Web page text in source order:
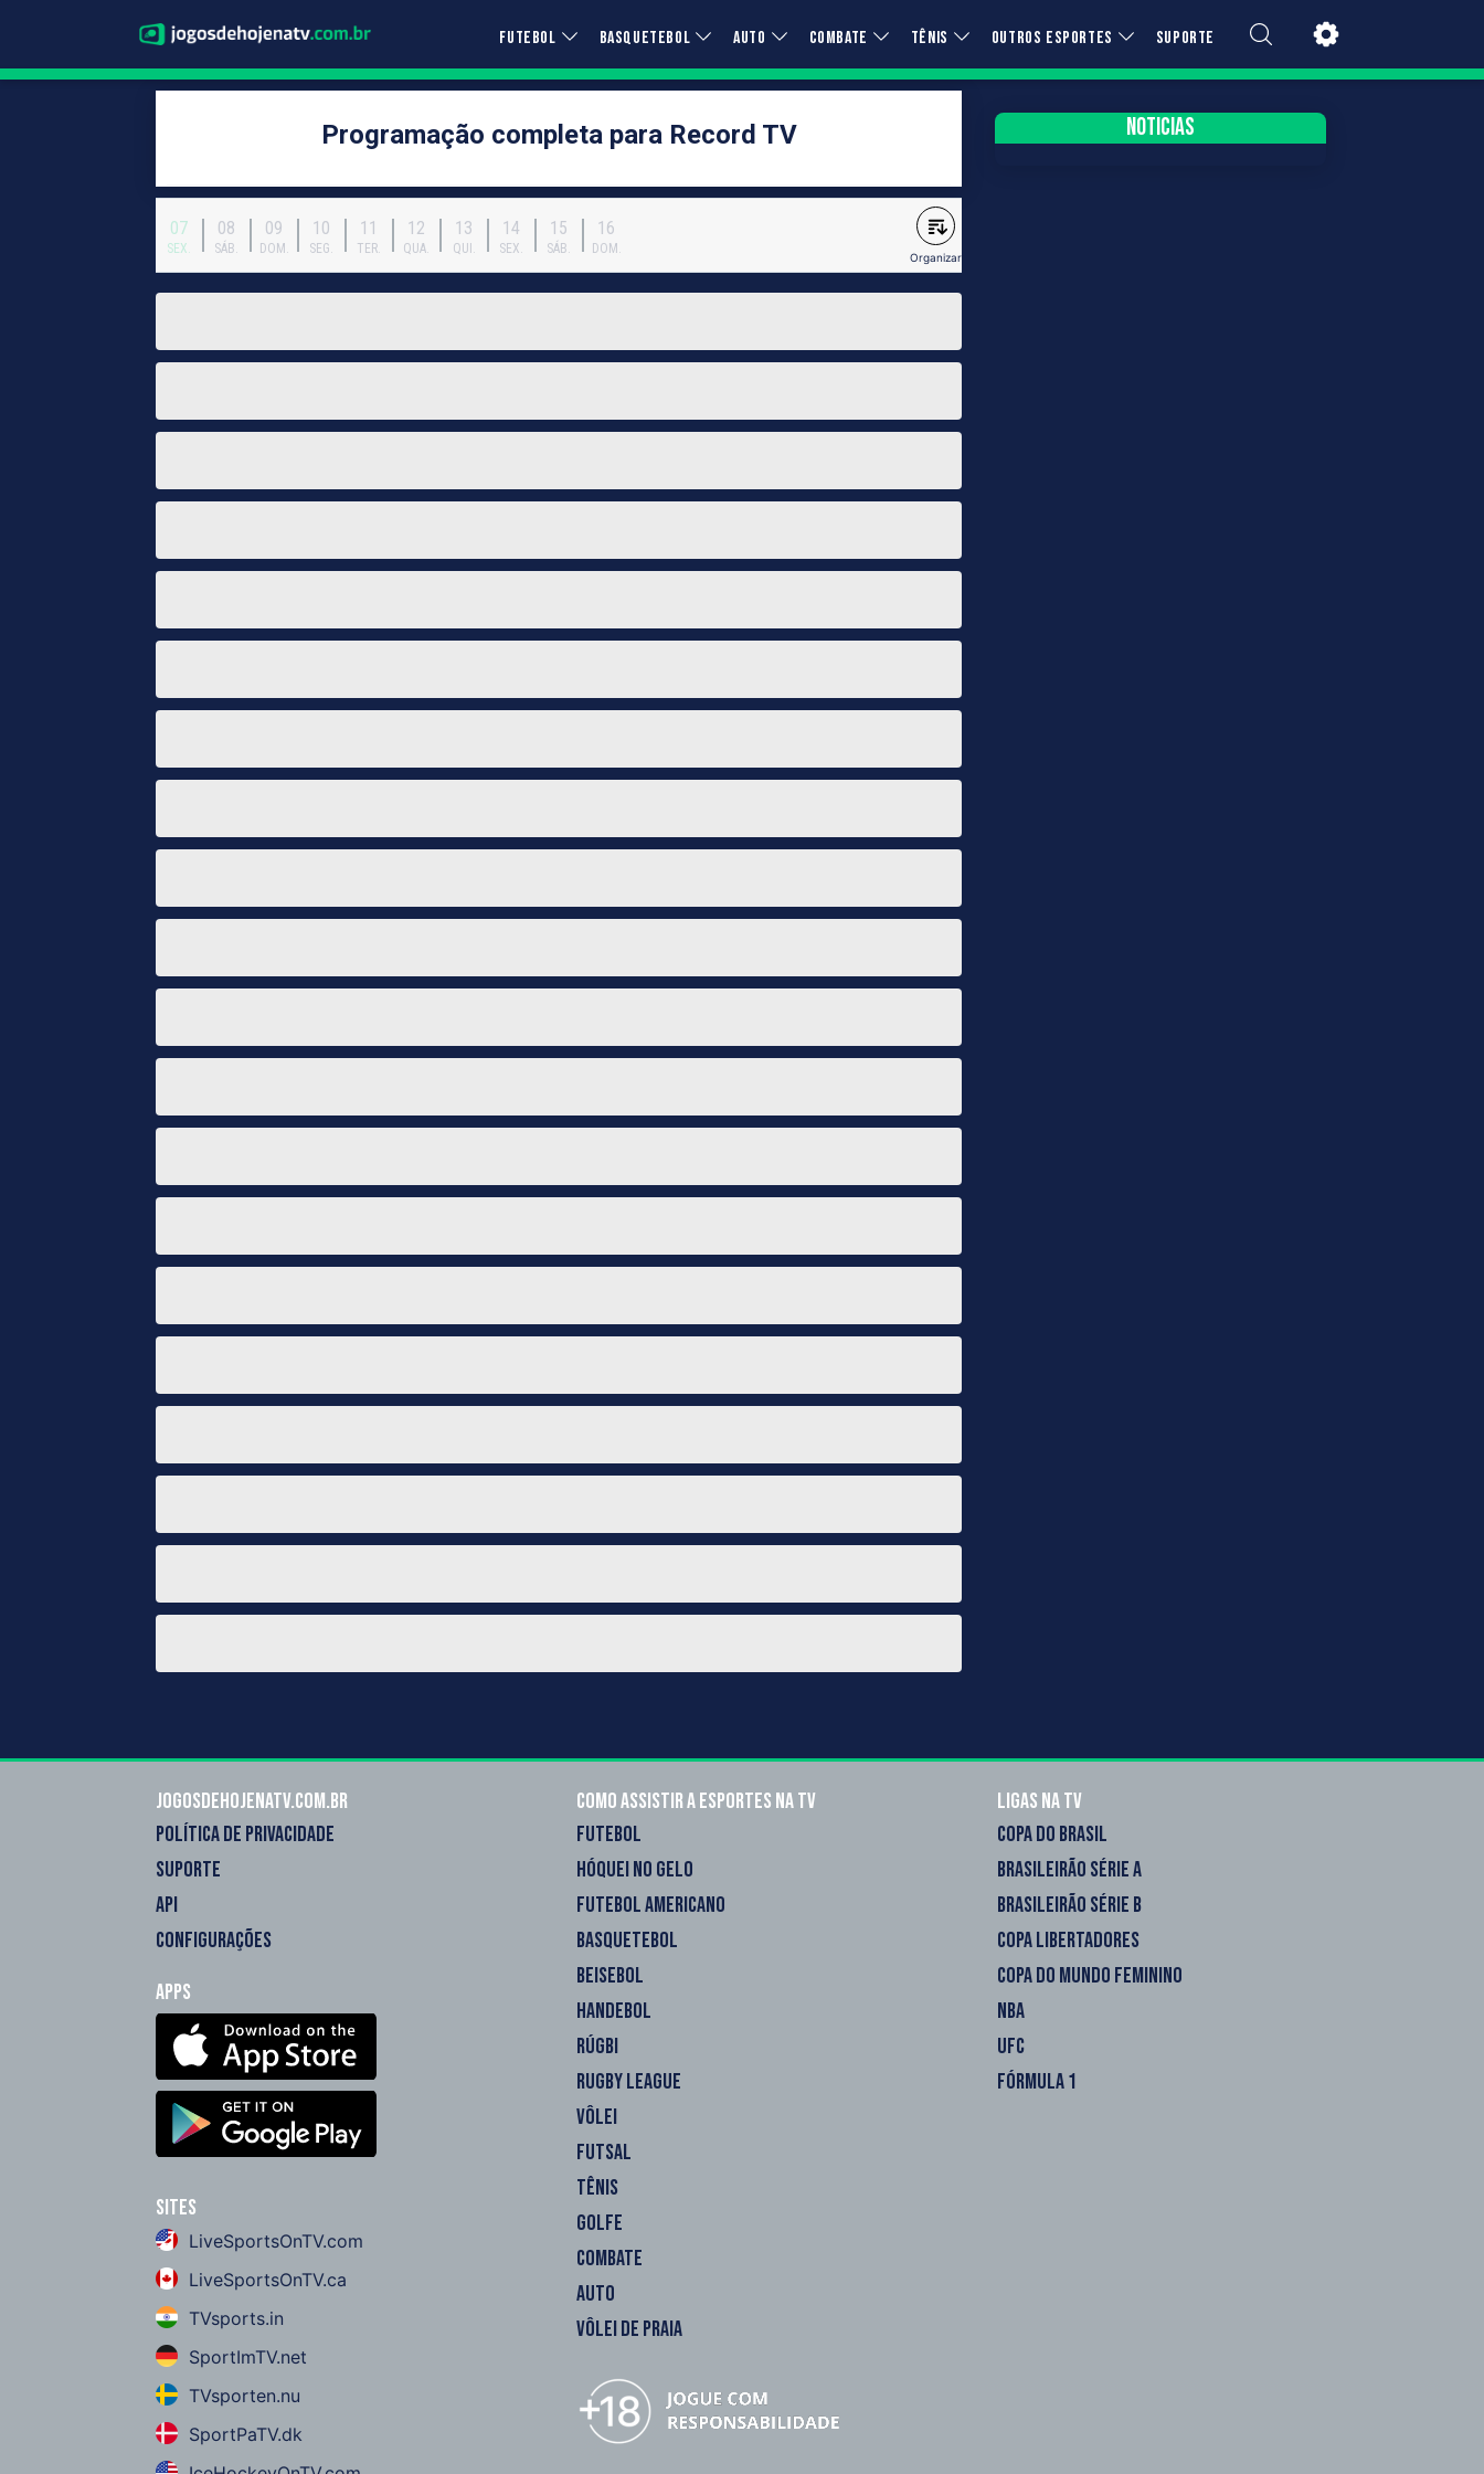
FUTEBOL BASQUETEBOL AUTO COMBATE TÊNIS OUTROS ESPORTES SUPORTE
Programação completa para Record TV
07
SEX.
08
SÁB.
09
DOM.
10
SEG.
11
TER.
12
QUA.
13
QUI.
14
SEX.
15
SÁB.
16
DOM.
Organizar
NOTICIAS
Jogosdehojenatv.com.br
POLÍTICA DE PRIVACIDADE
SUPORTE
API
CONFIGURAÇÕES
Apps
Sites
LiveSportsOnTV.com
LiveSportsOnTV.ca
TVsports.in
SportImTV.net
TVsporten.nu
SportPaTV.dk
Como assistir a esportes na TV
FUTEBOL
HÓQUEI NO GELO
FUTEBOL AMERICANO
BASQUETEBOL
BEISEBOL
HANDEBOL
RÚGBI
RUGBY LEAGUE
VÔLEI
FUTSAL
TÊNIS
GOLFE
COMBATE
AUTO
VÔLEI DE PRAIA
Ligas na TV
COPA DO BRASIL
BRASILEIRÃO SÉRIE A
BRASILEIRÃO SÉRIE B
COPA LIBERTADORES
COPA DO MUNDO FEMININO
NBA
UFC
FÓRMULA 1